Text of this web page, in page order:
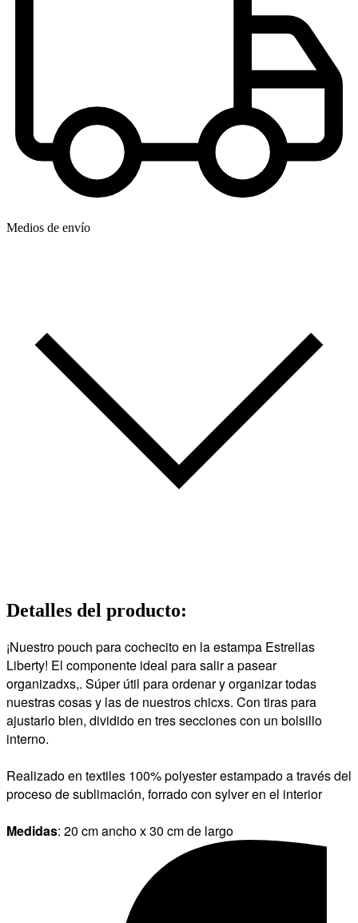
Medios de envío
Detalles del producto:
¡Nuestro pouch para cochecito en la estampa Estrellas
Liberty! El componente ideal para salir a pasear
organizadxs,. Súper útil para ordenar y organizar todas
nuestras cosas y las de nuestros chicxs. Con tiras para
ajustarlo bien, dividido en tres secciones con un bolsillo
interno.
Realizado en textiles 100% polyester estampado a través del
proceso de sublimación, forrado con sylver en el interior
Medidas: 20 cm ancho x 30 cm de largo